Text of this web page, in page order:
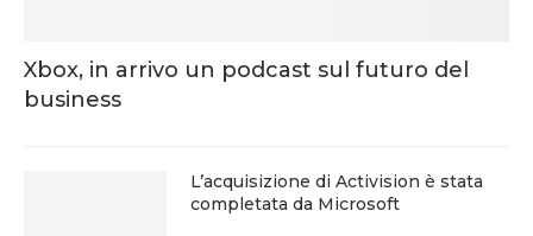
Xbox, in arrivo un podcast sul futuro del
business
L’acquisizione di Activision è stata
completata da Microsoft